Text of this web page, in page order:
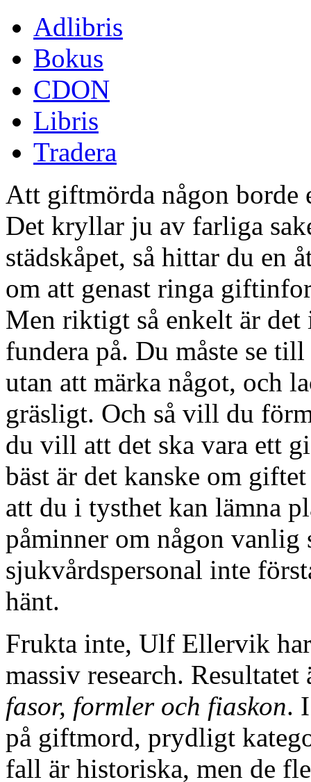
Adlibris
Bokus
CDON
Libris
Tradera
Att giftmörda någon borde
Det kryllar ju av farliga
städskåpet, så hittar du en
om att genast ringa
Men riktigt så enkelt är
fundera på. Du måste se
utan att märka något, och
gräsligt. Och så vill du
du vill att det ska vara ett
bäst är det kanske om
att du i tysthet kan lämna
påminner om någon vanlig
sjukvårdspersonal inte
hänt.
Frukta inte, Ulf Ellervik
massiv research.
fasor, formler och fiaskon.
på giftmord, prydligt
fall är historiska, men de